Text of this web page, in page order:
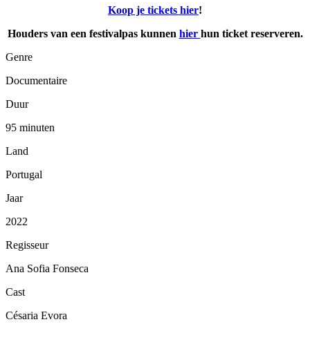
Koop je tickets hier!
Houders van een festivalpas kunnen hier hun ticket reserveren.
Genre
Documentaire
Duur
95 minuten
Land
Portugal
Jaar
2022
Regisseur
Ana Sofia Fonseca
Cast
Césaria Evora